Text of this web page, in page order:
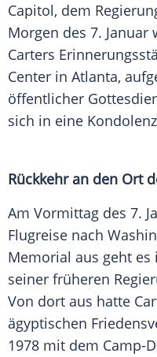
Capitol, dem
Morgen des 7. Januar
Carters
Center in Atlanta,
öffentlicher
sich in eine
Rückkehr an den Ort
Am Vormittag des 7.
Flugreise nach
Memorial aus geht es
seiner früheren
Von dort aus hatte
ägyptischen
1978 mit dem Camp-